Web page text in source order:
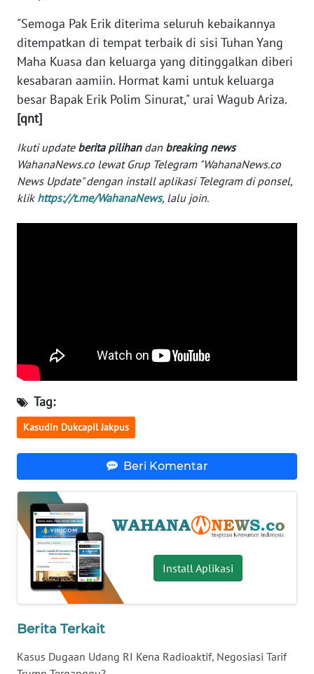
"Semoga Pak Erik diterima seluruh kebaikannya
ditempatkan di tempat terbaik di sisi Tuhan Yang
Maha Kuasa dan keluarga yang ditinggalkan diberi
kesabaran aamiin. Hormat kami untuk keluarga
besar Bapak Erik Polim Sinurat," urai Wagub Ariza.
[qnt]
Ikuti update berita pilihandan breaking news
WahanaNews.co lewat Grup Telegram "WahanaNews.co
News Update" dengan install aplikasi Telegram di ponsel,
klik https://t.me/WahanaNews, lalu join.
Tag:
Kasudin Dukcapil Jakpus
Beri Komentar
Install Aplikasi
Berita Terkait
Kasus Dugaan Udang RI Kena Radioaktif, Negosiasi Tarif
WN
JABAR
WN
NTT
WN
KEPRI
PAPUA
WN
SERAMBI
WN
SULTRA
WN
NTB
WN
SULTENG
SULBAR